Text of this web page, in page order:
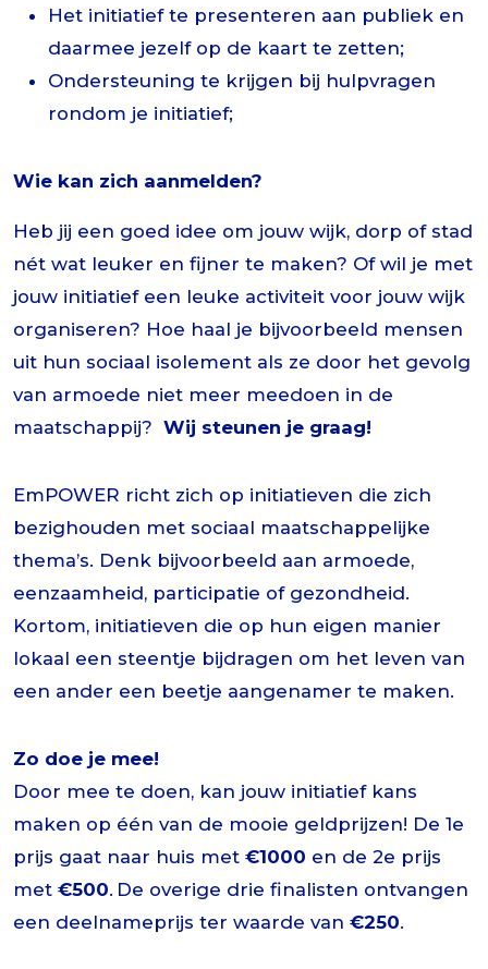
Het initiatief te presenteren aan publiek en
daarmee jezelf op de kaart te zetten;
Ondersteuning te krijgen bij hulpvragen
rondom je initiatief;
Wie kan zich aanmelden?
Heb jij een goed idee om jouw wijk, dorp of stad
nét wat leuker en fijner te maken? Of wil je met
jouw initiatief een leuke activiteit voor jouw wijk
organiseren? Hoe haal je bijvoorbeeld mensen
uit hun sociaal isolement als ze door het gevolg
van armoede niet meer meedoen in de
maatschappij? Wij steunen je graag!
EmPOWER richt zich op initiatieven die zich
bezighouden met sociaal maatschappelijke
thema’s. Denk bijvoorbeeld aan armoede,
eenzaamheid, participatie of gezondheid.
Kortom, initiatieven die op hun eigen manier
lokaal een steentje bijdragen om het leven van
een ander een beetje aangenamer te maken.
Zo doe je mee!
Door mee te doen, kan jouw initiatief kans
maken op één van de mooie geldprijzen! De 1e
prijs gaat naar huis met €1000 en de 2e prijs
met €500. De overige drie finalisten ontvangen
een deelnameprijs ter waarde van €250.